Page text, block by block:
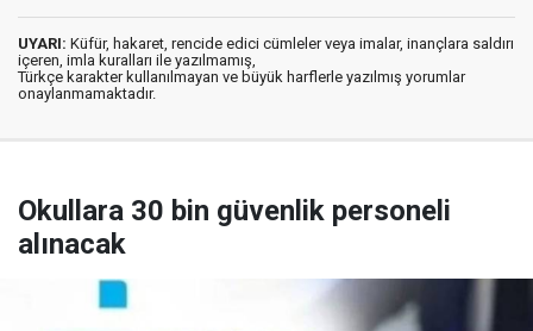
UYARI: Küfür, hakaret, rencide edici cümleler veya imalar, inançlara saldırı
içeren, imla kuralları ile yazılmamış,
Türkçe karakter kullanılmayan ve büyük harflerle yazılmış yorumlar
onaylanmamaktadır.
Okullara 30 bin güvenlik personeli
alınacak